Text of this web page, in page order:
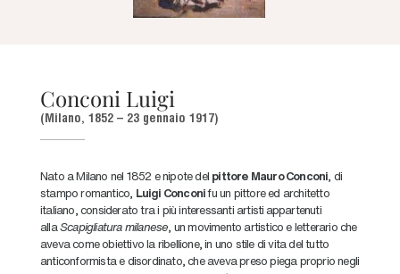
Conconi Luigi
(Milano, 1852 – 23 gennaio 1917)
Nato a Milano nel 1852 e nipote del pittore Mauro Conconi, di
stampo romantico, Luigi Conconifu un pittore ed architetto
italiano, considerato tra i più interessanti artisti appartenuti
allaScapigliatura milanese, un movimento artistico e letterario che
aveva come obiettivo la ribellione, in uno stile di vita del tutto
anticonformista e disordinato, che aveva preso piega proprio negli